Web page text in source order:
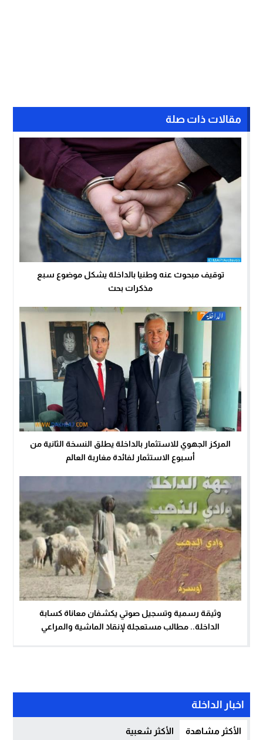
مقالات ذات صلة
توقيف مبحوث عنه وطنيا بالداخلة يشكل موضوع سبع
مذكرات بحث
المركز الجهوي للاستثمار بالداخلة يطلق النسخة الثانية من
أسبوع الاستثمار لفائدة مغاربة العالم
وثيقة رسمية وتسجيل صوتي يكشفان معاناة كسابة
الداخلة.. مطالب مستعجلة لإنقاذ الماشية والمراعي
اخبار الداخلة
الأكثر مشاهدة الأكثر شعبية